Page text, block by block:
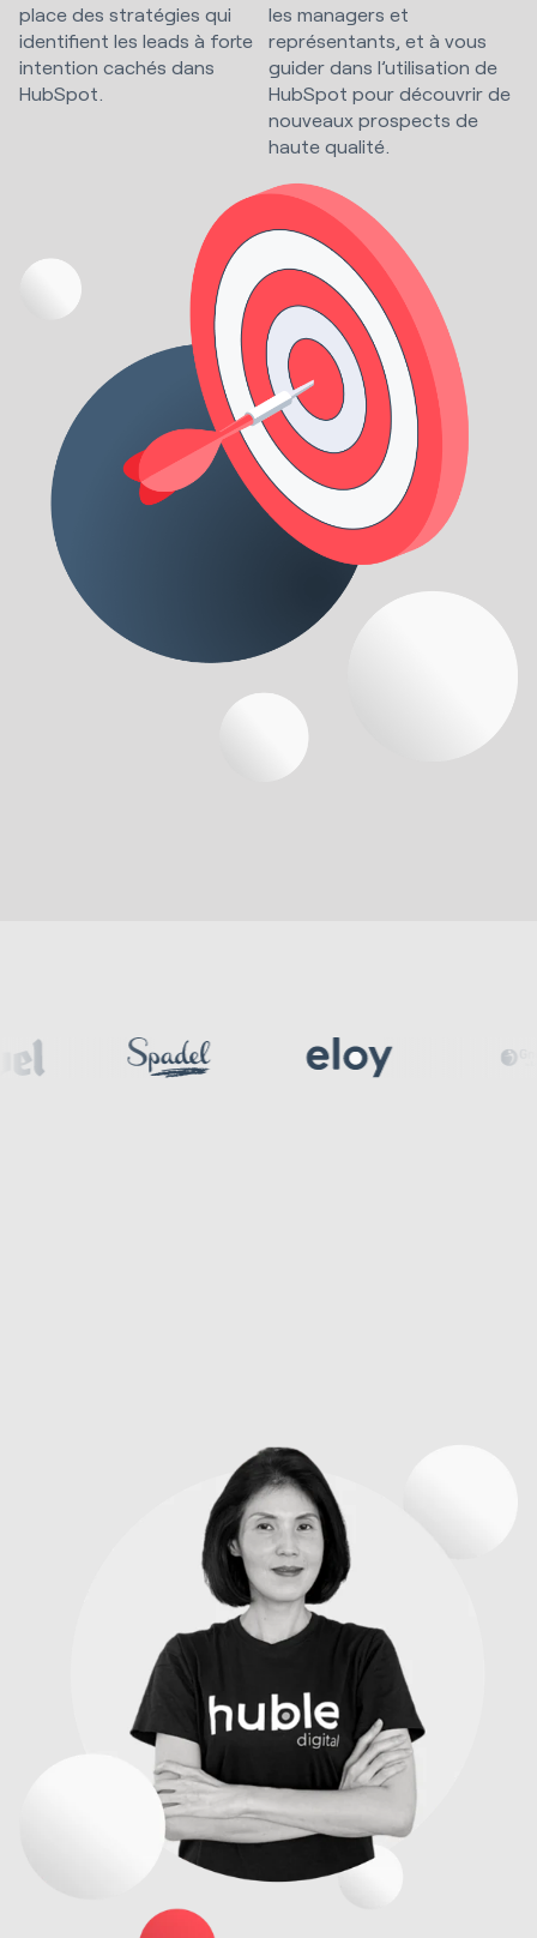
place des stratégies qui
identifient les leads à forte
intention cachés dans
HubSpot.
les managers et
représentants, et à vous
guider dans l’utilisation de
HubSpot pour découvrir de
nouveaux prospects de
haute qualité.